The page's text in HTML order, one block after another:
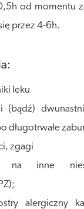
od momentu
przez 4-6h.
leku
(bądź)
długotrwałe
zgagi
na inne
alergiczny